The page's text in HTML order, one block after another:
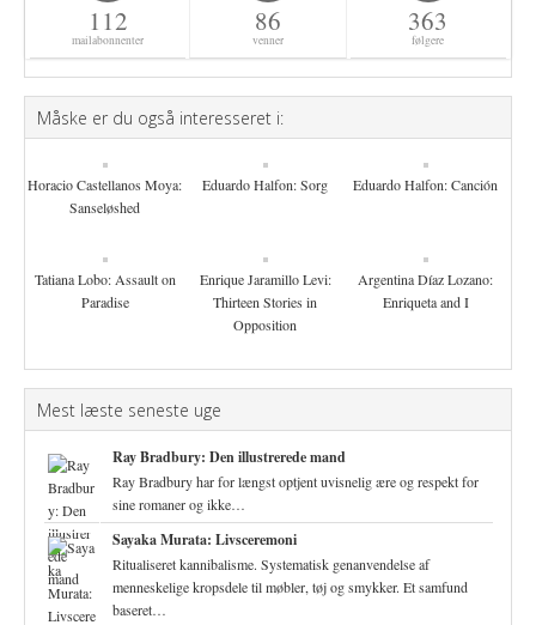
112
mailabonnenter
86
venner
363
følgere
Måske er du også interesseret i:
Horacio Castellanos Moya:
Sanseløshed
Eduardo Halfon: Sorg Eduardo Halfon: Canción
Tatiana Lobo: Assault on
Paradise
Enrique Jaramillo Levi:
Thirteen Stories in
Opposition
Argentina Díaz Lozano:
Enriqueta and I
Mest læste seneste uge
Ray Bradbury: Den illustrerede mand
Ray Bradbury har for længst optjent uvisnelig ære og respekt for
sine romaner og ikke…
Sayaka Murata: Livsceremoni
Ritualiseret kannibalisme. Systematisk genanvendelse af
menneskelige kropsdele til møbler, tøj og smykker. Et samfund
baseret…